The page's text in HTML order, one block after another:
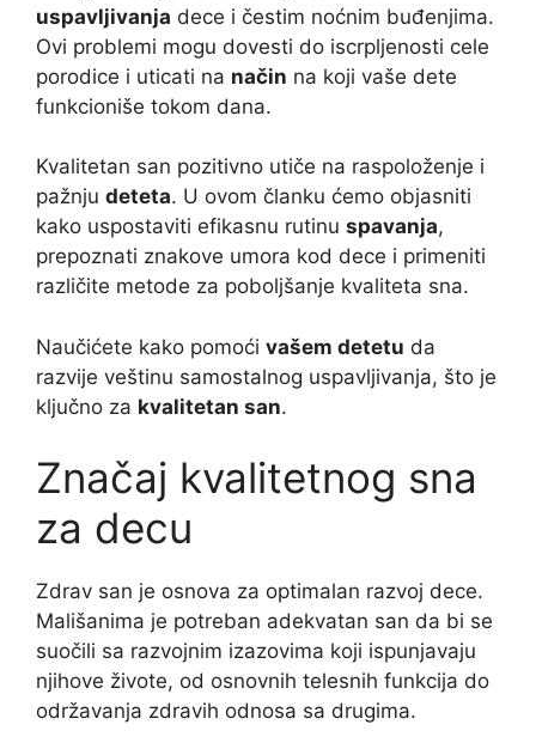
uspavljivanja dece i čestim noćnim buđenjima.
Ovi problemi mogu dovesti do iscrpljenosti cele
porodice i uticati na način na koji vaše dete
funkcioniše tokom dana.
Kvalitetan san pozitivno utiče na raspoloženje i
pažnju deteta. U ovom članku ćemo objasniti
kako uspostaviti efikasnu rutinu spavanja,
prepoznati znakove umora kod dece i primeniti
različite metode za poboljšanje kvaliteta sna.
Naučićete kako pomoći vašem detetu da
razvije veštinu samostalnog uspavljivanja, što je
ključno za kvalitetan san.
Značaj kvalitetnog sna
za decu
Zdrav san je osnova za optimalan razvoj dece.
Mališanima je potreban adekvatan san da bi se
suočili sa razvojnim izazovima koji ispunjavaju
njihove živote, od osnovnih telesnih funkcija do
održavanja zdravih odnosa sa drugima.